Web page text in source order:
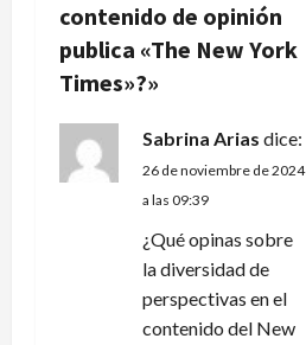
ó
n
d
e
contenido de opinión
publica «The New York
Times»?»
Sabrina Arias dice:
26 de noviembre de 2024
a las 09:39
¿Qué opinas sobre
la diversidad de
perspectivas en el
contenido del New